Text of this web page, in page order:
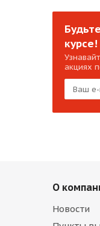
курсе!
акциях
О
Новости